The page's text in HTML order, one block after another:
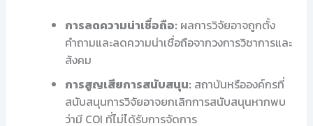
การลดความน่าเชื่อถือ: ผลการวิจัยอาจถูกตั้ง
คำถามและลดความน่าเชื่อถือจากวงการวิชาการและ
สังคม
การสูญเสียการสนับสนุน: สถาบันหรือองค์กรที่
สนับสนุนการวิจัยอาจยกเลิกการสนับสนุนหากพบ
ว่ามี COI ที่ไม่ได้รับการจัดการ